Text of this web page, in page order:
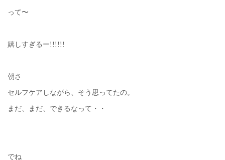
って〜
嬉しすぎるー!!!!!!
朝さ
セルフケアしながら、そう思ってたの。
まだ、まだ、できるなって・・
でね